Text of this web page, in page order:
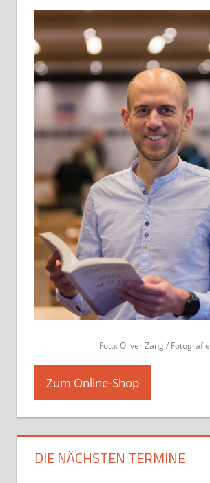
Foto: Oliver Zang / Fotografie
Zum Online-Shop
DIE NÄCHSTEN TERMINE